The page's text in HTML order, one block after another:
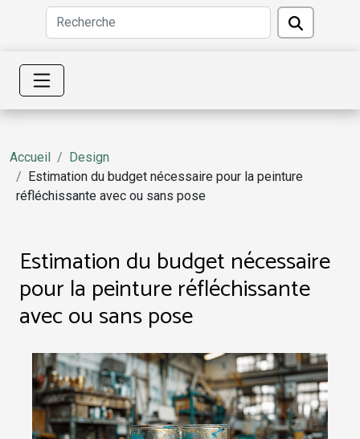
Accueil
Design
Estimation du budget nécessaire pour la peinture
réfléchissante avec ou sans pose
Estimation du budget nécessaire
pour la peinture réfléchissante
avec ou sans pose